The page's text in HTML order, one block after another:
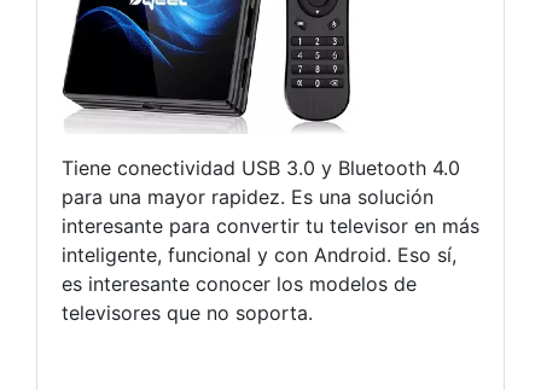
Tiene conectividad USB 3.0 y Bluetooth 4.0
para una mayor rapidez. Es una solución
interesante para convertir tu televisor en más
inteligente, funcional y con Android. Eso sí,
es interesante conocer los modelos de
televisores que no soporta.